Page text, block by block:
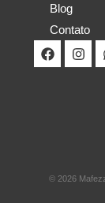
Blog
Contato
©